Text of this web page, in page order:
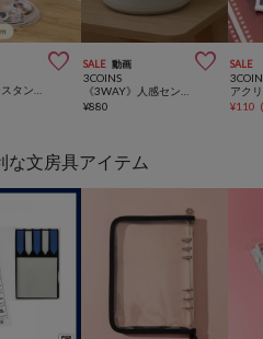
 SALE 動画 
3COINS
¥880
SALE
¥110
な文房具アイテム